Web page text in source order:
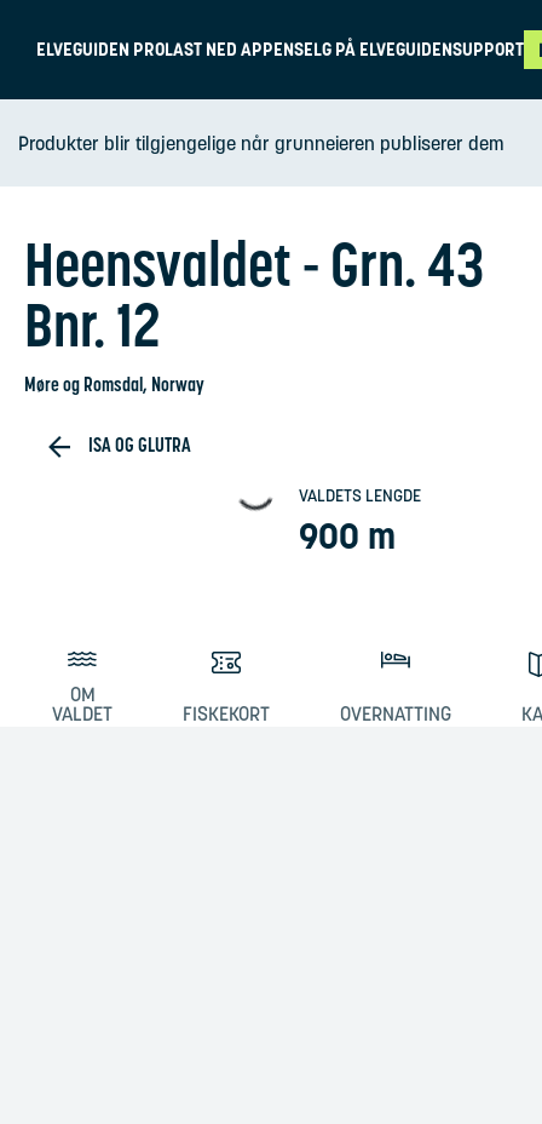
ELVEGUIDEN PROLAST NED APPENSELG PÅ ELVEGUIDENSUPPORT
Produkter blir tilgjengelige når grunneieren publiserer dem
Heensvaldet - Grn. 43
Bnr. 12
Møre og Romsdal, Norway
ISA OG GLUTRA
VALDETS LENGDE
900 m
OM
VALDET
FISKEKORT OVERNATTING